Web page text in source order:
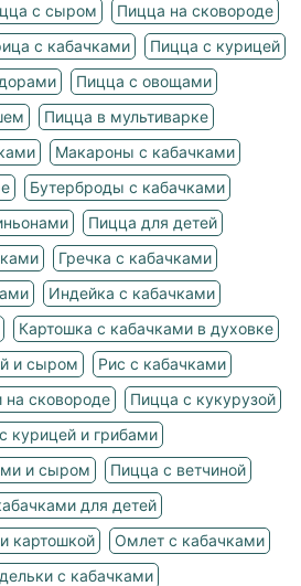
с сыром
Пицца на сковороде
с кабачками
Пицца с курицей
Пицца с овощами
Пицца в мультиварке
Макароны с кабачками
Бутерброды с кабачками
Пицца для детей
Гречка с кабачками
Индейка с кабачками
Картошка с кабачками в духовке
и сыром
Рис с кабачками
на сковороде
Пицца с кукурузой
курицей и грибами
и сыром
Пицца с ветчиной
для детей
картошкой
Омлет с кабачками
с кабачками